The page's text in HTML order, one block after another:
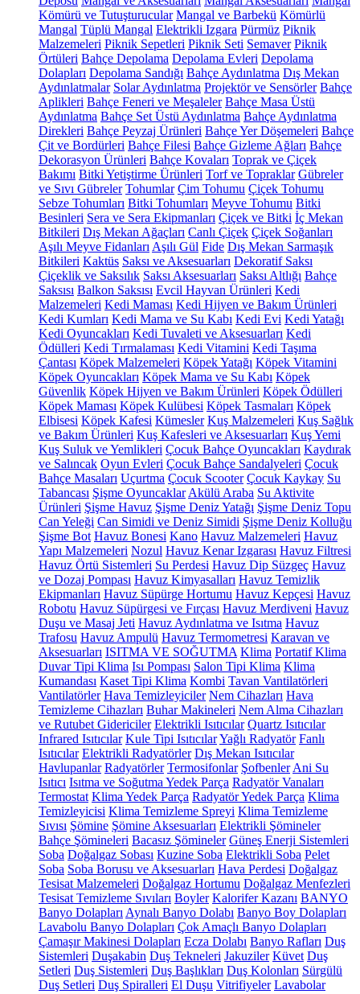
Kömürü ve Tutuşturucular Mangal ve Barbekü Kömürlü
Mangal Tüplü Mangal Elektrikli Izgara Pürmüz Piknik
Malzemeleri Piknik Sepetleri Piknik Seti Semaver Piknik
Örtüleri Bahçe Depolama Depolama Evleri Depolama
Dolapları Depolama Sandığı Bahçe Aydınlatma Dış Mekan
Aydınlatmalar Solar Aydınlatma Projektör ve Sensörler Bahçe
Aplikleri Bahçe Feneri ve Meşaleler Bahçe Masa Üstü
Aydınlatma Bahçe Set Üstü Aydınlatma Bahçe Aydınlatma
Direkleri Bahçe Peyzaj Ürünleri Bahçe Yer Döşemeleri Bahçe
Çit ve Bordürleri Bahçe Filesi Bahçe Gizleme Ağları Bahçe
Dekorasyon Ürünleri Bahçe Kovaları Toprak ve Çiçek
Bakımı Bitki Yetiştirme Ürünleri Torf ve Topraklar Gübreler
ve Sıvı Gübreler Tohumlar Çim Tohumu Çiçek Tohumu
Sebze Tohumları Bitki Tohumları Meyve Tohumu Bitki
Besinleri Sera ve Sera Ekipmanları Çiçek ve Bitki İç Mekan
Bitkileri Dış Mekan Ağaçları Canlı Çiçek Çiçek Soğanları
Aşılı Meyve Fidanları Aşılı Gül Fide Dış Mekan Sarmaşık
Bitkileri Kaktüs Saksı ve Aksesuarları Dekoratif Saksı
Çiçeklik ve Saksılık Saksı Aksesuarları Saksı Altlığı Bahçe
Saksısı Balkon Saksısı Evcil Hayvan Ürünleri Kedi
Malzemeleri Kedi Maması Kedi Hijyen ve Bakım Ürünleri
Kedi Kumları Kedi Mama ve Su Kabı Kedi Evi Kedi Yatağı
Kedi Oyuncakları Kedi Tuvaleti ve Aksesuarları Kedi
Ödülleri Kedi Tırmalaması Kedi Vitamini Kedi Taşıma
Çantası Köpek Malzemeleri Köpek Yatağı Köpek Vitamini
Köpek Oyuncakları Köpek Mama ve Su Kabı Köpek
Güvenlik Köpek Hijyen ve Bakım Ürünleri Köpek Ödülleri
Köpek Maması Köpek Kulübesi Köpek Tasmaları Köpek
Elbisesi Köpek Kafesi Kümesler Kuş Malzemeleri Kuş Sağlık
ve Bakım Ürünleri Kuş Kafesleri ve Aksesuarları Kuş Yemi
Kuş Suluk ve Yemlikleri Çocuk Bahçe Oyuncakları Kaydırak
ve Salıncak Oyun Evleri Çocuk Bahçe Sandalyeleri Çocuk
Bahçe Masaları Uçurtma Çocuk Scooter Çocuk Kaykay Su
Tabancası Şişme Oyuncaklar Akülü Araba Su Aktivite
Ürünleri Şişme Havuz Şişme Deniz Yatağı Şişme Deniz Topu
Can Yeleği Can Simidi ve Deniz Simidi Şişme Deniz Kolluğu
Şişme Bot Havuz Bonesi Kano Havuz Malzemeleri Havuz
Yapı Malzemeleri Nozul Havuz Kenar Izgarası Havuz Filtresi
Havuz Örtü Sistemleri Su Perdesi Havuz Dip Süzgeç Havuz
ve Dozaj Pompası Havuz Kimyasalları Havuz Temizlik
Ekipmanları Havuz Süpürge Hortumu Havuz Kepçesi Havuz
Robotu Havuz Süpürgesi ve Fırçası Havuz Merdiveni Havuz
Duşu ve Masaj Jeti Havuz Aydınlatma ve Isıtma Havuz
Trafosu Havuz Ampulü Havuz Termometresi Karavan ve
Aksesuarları ISITMA VE SOĞUTMA Klima Portatif Klima
Duvar Tipi Klima Isı Pompası Salon Tipi Klima Klima
Kumandası Kaset Tipi Klima Kombi Tavan Vantilatörleri
Vantilatörler Hava Temizleyiciler Nem Cihazları Hava
Temizleme Cihazları Buhar Makineleri Nem Alma Cihazları
ve Rutubet Gidericiler Elektrikli Isıtıcılar Quartz Isıtıcılar
Infrared Isıtıcılar Kule Tipi IsıtıcılarYağlı Radyatör Fanlı
Isıtıcılar Elektrikli Radyatörler Dış Mekan Isıtıcılar
Havlupanlar Radyatörler Termosifonlar Şofbenler Ani Su
Isıtıcı Isıtma ve Soğutma Yedek Parça Radyatör Vanaları
Termostat Klima Yedek Parça Radyatör Yedek Parça Klima
Temizleyicisi Klima Temizleme Spreyi Klima Temizleme
Sıvısı Şömine Şömine Aksesuarları Elektrikli Şömineler
Bahçe Şömineleri Bacasız Şömineler Güneş Enerji Sistemleri
Soba Doğalgaz Sobası Kuzine Soba Elektrikli Soba Pelet
Soba Soba Borusu ve Aksesuarları Hava Perdesi Doğalgaz
Tesisat Malzemeleri Doğalgaz Hortumu Doğalgaz Menfezleri
Tesisat Temizleme Sıvıları Boyler Kalorifer Kazanı BANYO
Banyo Dolapları Aynalı Banyo Dolabı Banyo Boy Dolapları
Lavabolu Banyo Dolapları Çok Amaçlı Banyo Dolapları
Çamaşır Makinesi Dolapları Ecza Dolabı Banyo Rafları Duş
Sistemleri Duşakabin Duş Tekneleri Jakuziler Küvet Duş
Setleri Duş Sistemleri Duş Başlıkları Duş Kolonları Sürgülü
Duş Setleri Duş Spiralleri El Duşu Vitrifiyeler Lavabolar